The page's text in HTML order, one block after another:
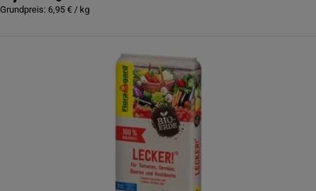
Grundpreis: 6,95 € / kg